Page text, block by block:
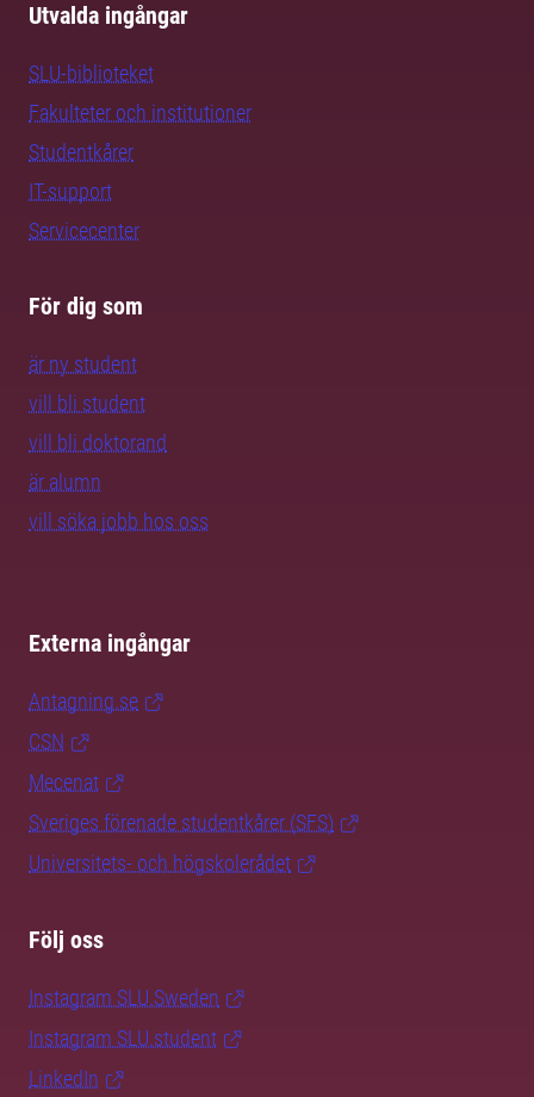
Utvalda ingångar
SLU-biblioteket
Fakulteter och institutioner
Studentkårer
IT-support
Servicecenter
För dig som
är ny student
vill bli student
vill bli doktorand
är alumn
vill söka jobb hos oss
Externa ingångar
Antagning.se
CSN
Mecenat
Sveriges förenade studentkårer (SFS)
Universitets- och högskolerådet
Följ oss
Instagram SLU.Sweden
Instagram SLU.student
LinkedIn